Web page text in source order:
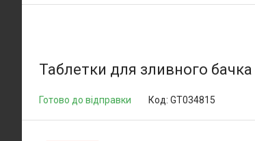
Таблетки для зливного
Готово до відправки Код: GT034815